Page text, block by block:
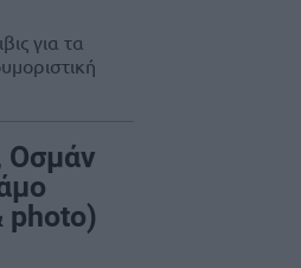
για τα
Οσμάν
photo)